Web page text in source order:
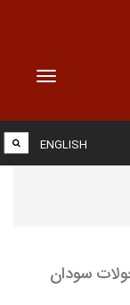
Toggle
ENGLISH
سودان